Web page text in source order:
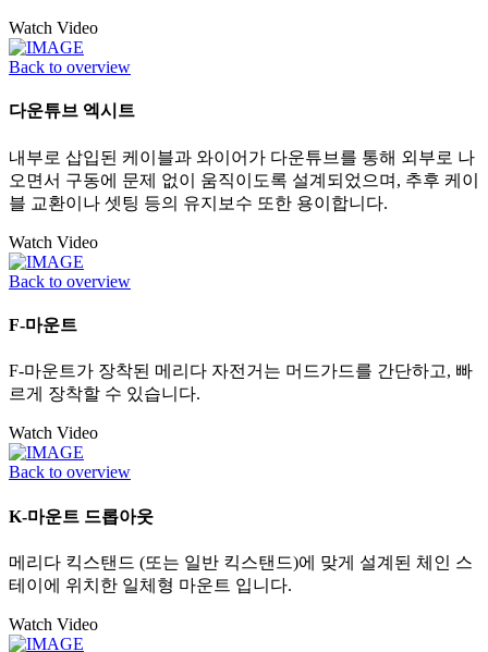
Watch Video
Back to overview
다운튜브 엑시트
내부로 삽입된 케이블과 와이어가 다운튜브를 통해 외부로 나
오면서 구동에 문제 없이 움직이도록 설계되었으며, 추후 케이
블 교환이나 셋팅 등의 유지보수 또한 용이합니다.
Watch Video
Back to overview
F-마운트
F-마운트가 장착된 메리다 자전거는 머드가드를 간단하고, 빠
르게 장착할 수 있습니다.
Watch Video
Back to overview
K-마운트 드롭아웃
메리다 킥스탠드 (또는 일반 킥스탠드)에 맞게 설계된 체인 스
테이에 위치한 일체형 마운트 입니다.
Watch Video